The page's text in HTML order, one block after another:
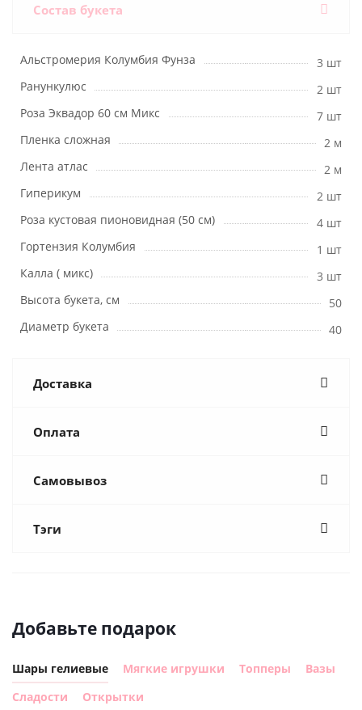
Состав букета
Альстромерия Колумбия Фунза
3 шт
Ранункулюс
2 шт
Роза Эквадор 60 см Микс
7 шт
Пленка сложная
2 м
Лента атлас
2 м
Гиперикум
2 шт
Роза кустовая пионовидная (50 см)
4 шт
Гортензия Колумбия
1 шт
Калла ( микс)
3 шт
Высота букета, см
50
Диаметр букета
40
Доставка
Оплата
Самовывоз
Тэги
Добавьте подарок
Шары гелиевые Мягкие игрушки Топперы
Вазы
Сладости
Открытки